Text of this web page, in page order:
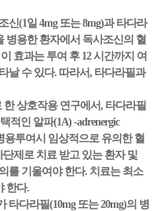
신(1일 4mg 또는 8mg)과 타다라
병용한 환자에서 독사조신의 혈
효과는 투여 후 12 시간까지 여
날 수 있다. 따라서, 타다라필과
상호작용 연구에서, 타다라필
적인 알파(1A) -adrenergic
용투여시 임상적으로 유의한 혈
제로 치료 받고 있는 환자 및
를 기울여야 한다. 치료는 최소
한다.
타다라필(10mg 또는 20mg)의 병